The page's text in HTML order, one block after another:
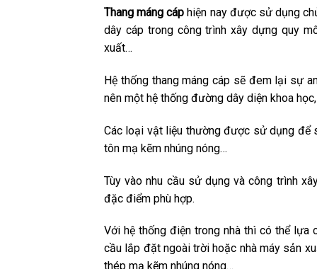
Thang máng cáp hiện nay được sử dụng
dây cáp trong công trình xây dựng quy
xuất…
Hệ thống thang máng cáp sẽ đem lại sự
nên một hệ thống đường dây diện khoa
Các loại vật liệu thường được sử dụng để
tôn mạ kẽm nhúng nóng…
Tùy vào nhu cầu sử dụng và công trình
đặc điểm phù hợp.
Với hệ thống điện trong nhà thì có thể lựa
cầu lắp đặt ngoài trời hoặc nhà máy sản
thép mạ kẽm nhúng nóng…